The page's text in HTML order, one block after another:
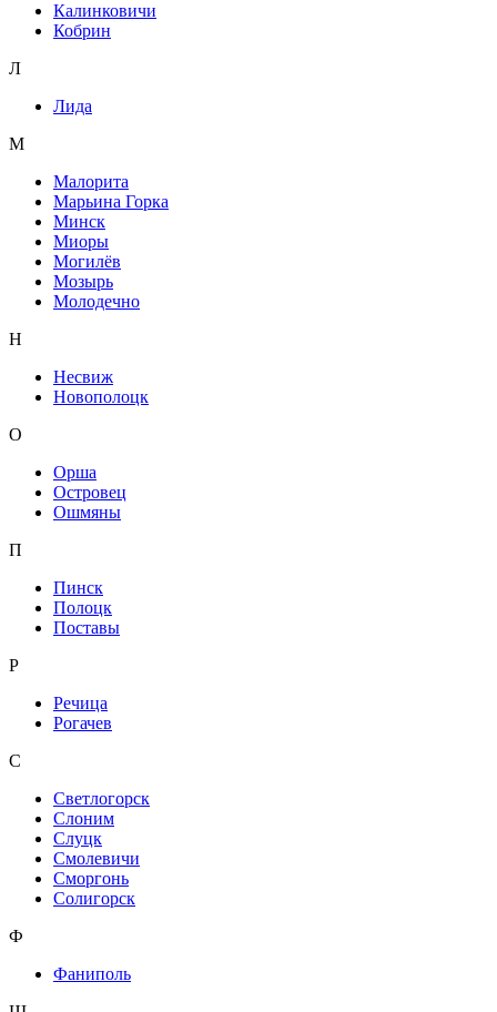
Калинковичи
Кобрин
Л
Лида
М
Малорита
Марьина Горка
Минск
Миоры
Могилёв
Мозырь
Молодечно
Н
Несвиж
Новополоцк
О
Орша
Островец
Ошмяны
П
Пинск
Полоцк
Поставы
Р
Речица
Рогачев
С
Светлогорск
Слоним
Слуцк
Смолевичи
Сморгонь
Солигорск
Ф
Фаниполь